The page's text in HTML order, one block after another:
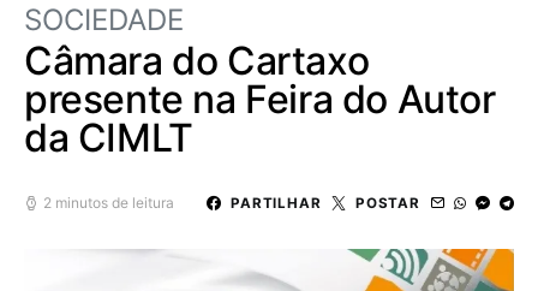
SOCIEDADE
Câmara do Cartaxo
presente na Feira do Autor
da CIMLT
2 minutos de leitura PARTILHAR POSTAR